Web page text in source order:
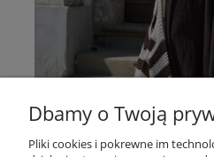
Dbamy o Twoją
Pliki cookies i pokrewne im